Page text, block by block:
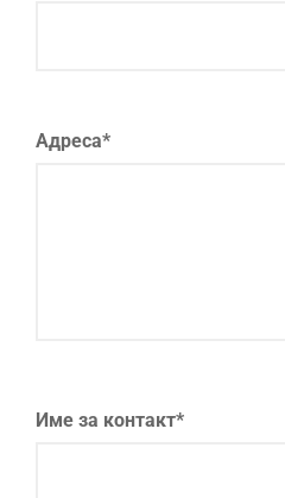
Адреса*
Име за контакт*